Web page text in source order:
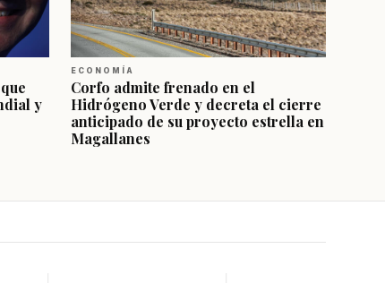
y
ECONOMÍA
Corfo admite frenado en el
Hidrógeno Verde y decreta el cierre
anticipado de su proyecto estrella en
Magallanes